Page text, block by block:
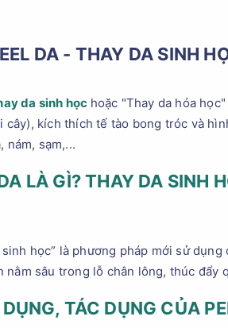
DA - THAY DA SINH
da sinh học hoặc "Thay da hóa
kích thích tế tào bong tróc và
nám, sạm,...
LÀ GÌ? THAY DA SINH
sinh học” là phương pháp mới sử
sâu trong lỗ chân lông, thúc đẩy
TÁC DỤNG CỦA